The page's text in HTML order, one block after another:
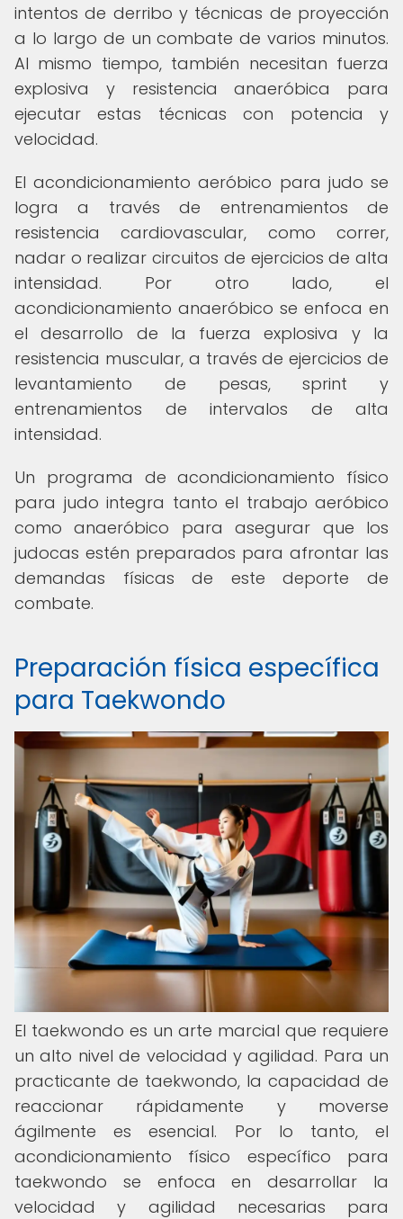
intentos de derribo y técnicas de proyección
a lo largo de un combate de varios minutos.
Al mismo tiempo, también necesitan fuerza
explosiva y resistencia anaeróbica para
ejecutar estas técnicas con potencia y
velocidad.
El acondicionamiento aeróbico para judo se
logra a través de entrenamientos de
resistencia cardiovascular, como correr,
nadar o realizar circuitos de ejercicios de alta
intensidad. Por otro lado, el
acondicionamiento anaeróbico se enfoca en
el desarrollo de la fuerza explosiva y la
resistencia muscular, a través de ejercicios de
levantamiento de pesas, sprint y
entrenamientos de intervalos de alta
intensidad.
Un programa de acondicionamiento físico
para judo integra tanto el trabajo aeróbico
como anaeróbico para asegurar que los
judocas estén preparados para afrontar las
demandas físicas de este deporte de
combate.
Preparación física específica
para Taekwondo
El taekwondo es un arte marcial que requiere
un alto nivel de velocidad y agilidad. Para un
practicante de taekwondo, la capacidad de
reaccionar rápidamente y moverse
ágilmente es esencial. Por lo tanto, el
acondicionamiento físico específico para
taekwondo se enfoca en desarrollar la
velocidad y agilidad necesarias para